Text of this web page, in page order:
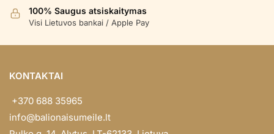
100% Saugus atsiskaitymas
Visi Lietuvos bankai / Apple Pay
KONTAKTAI
+370 688 35965
info@balionaisumeile.lt